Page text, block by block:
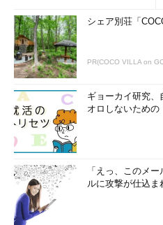
シェア別荘「
PR(COCO VILLA on
ギョーカイ研究
オロしないため
「えっ、このメ
ルに攻撃が仕込